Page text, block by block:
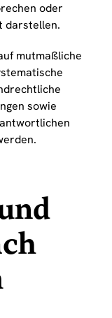
oder
darstellen.
mutmaßliche
sowie